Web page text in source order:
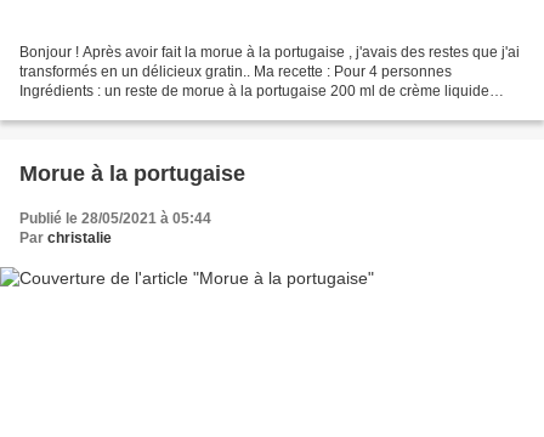
Bonjour ! Après avoir fait la morue à la portugaise , j'avais des restes que j'ai
transformés en un délicieux gratin.. Ma recette : Pour 4 personnes
Ingrédients : un reste de morue à la portugaise 200 ml de crème liquide
Morue à la portugaise
Publié le 28/05/2021 à 05:44
Par christalie